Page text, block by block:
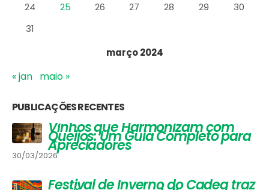
março 2024
24
25 26 27 28 29
30
31
« jan maio »
PUBLICAÇÕES RECENTES
Vinhos que Harmonizam com
Queijos: Um Guia Completo para
Apreciadores
30/03/2026
Festival de Inverno do Cadeg traz